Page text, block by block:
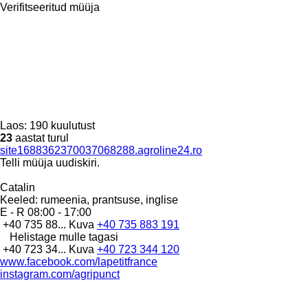
Verifitseeritud müüja
Laos: 190 kuulutust
23 aastat turul
site1688362370037068288.agroline24.ro
Telli müüja uudiskiri.
Catalin
Keeled: rumeenia, prantsuse, inglise
E - R 08:00 - 17:00
+40 735 88... Kuva +40 735 883 191
Helistage mulle tagasi
+40 723 34... Kuva +40 723 344 120
www.facebook.com/lapetitfrance
instagram.com/agripunct